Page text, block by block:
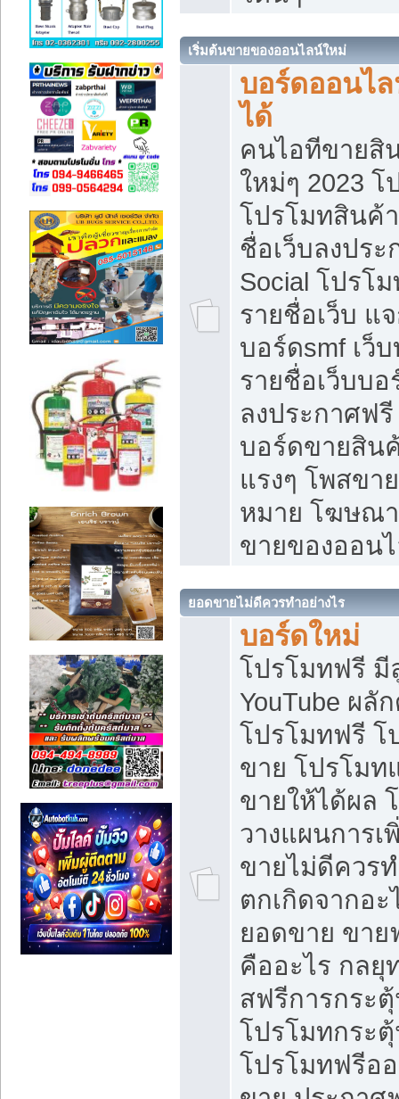
เริ่มต้นขายของออนไลน์ใหม่
บอร์ดออนไ
ได้
คนไอทีขายสิ
ใหม่ๆ 2023
โปรโมทสินค้
ชื่อเว็บลงปร
Social โปรโ
รายชื่อเว็บ แ
บอร์ดsmf เว็
รายชื่อเว็บบ
ลงประกาศฟรี
บอร์ดขายสิน
แรงๆ โพสขา
หมาย โฆษณ
ขายของออน
ยอดขายไม่ดีควรทำอย่างไร
บอร์ดใหม่
โปรโมทฟรี มี
YouTube ผลั
โปรโมทฟรี โ
ขาย โปรโมท
ขายให้ได้ผล
วางแผนการ
ขายไม่ดีควร
ตกเกิดจากอะ
ยอดขาย ขาย
คืออะไร กลยุ
สฟรีการกระ
โปรโมทกระ
โปรโมทฟรีอ